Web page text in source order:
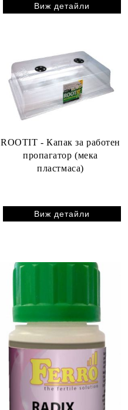
Виж детайли
ROOTIT - Капак за работен
пропагатор (мека
пластмаса)
Виж детайли